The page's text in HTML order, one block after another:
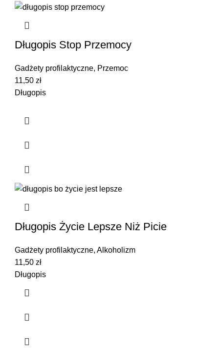
Długopis Stop Przemocy
Gadżety profilaktyczne, Przemoc
11,50 zł
Długopis
Długopis Życie Lepsze Niż Picie
Gadżety profilaktyczne, Alkoholizm
11,50 zł
Długopis